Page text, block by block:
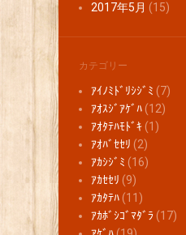
2017年5月 (15)
カテゴリー
ｱｲﾉﾐﾄﾞﾘｼｼﾞﾐ (7)
ｱｵｽｼﾞｱｹﾞﾊ(12)
ｱｵﾀﾃﾊﾓﾄﾞｷ(1)
ｱｵﾊﾞｾｾﾘ (2)
ｱｶｼｼﾞﾐ (16)
ｱｶｾｾﾘ (9)
ｱｶﾀﾃﾊ(11)
ｱｶﾎﾞｼｺﾞﾏﾀﾞﾗ (17)